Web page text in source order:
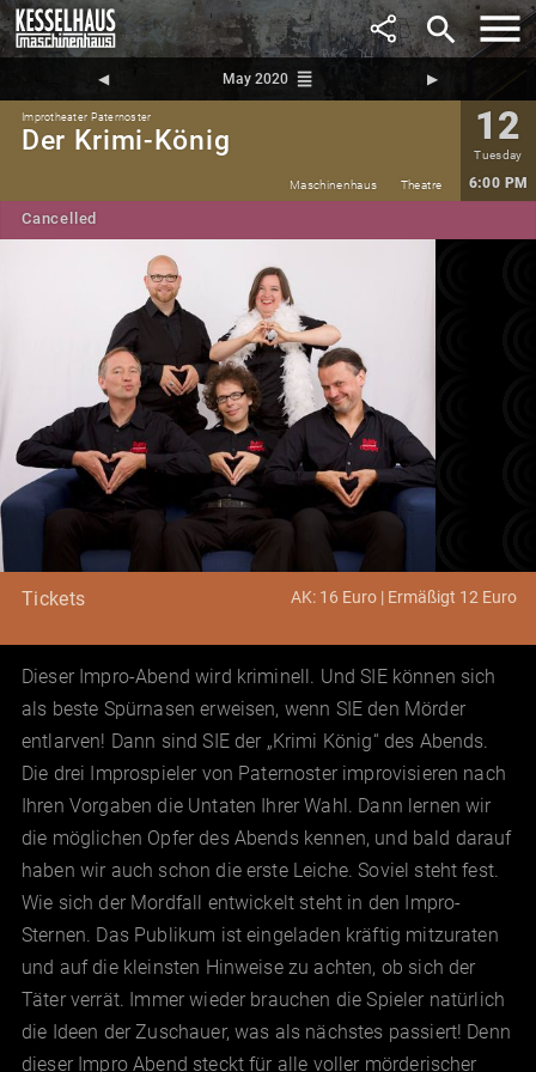
search
◀︎ May 2020 reorder ▶︎
Improtheater Paternoster
Der Krimi-König 12
Tuesday
6:00 PM
Maschinenhaus Theatre
Cancelled
Tickets AK: 16 Euro | Ermäßigt 12 Euro
Dieser Impro-Abend wird kriminell. Und SIE können sich
als beste Spürnasen erweisen, wenn SIE den Mörder
entlarven! Dann sind SIE der „Krimi König“ des Abends.
Die drei Improspieler von Paternoster improvisieren nach
Ihren Vorgaben die Untaten Ihrer Wahl. Dann lernen wir
die möglichen Opfer des Abends kennen, und bald darauf
haben wir auch schon die erste Leiche. Soviel steht fest.
Wie sich der Mordfall entwickelt steht in den Impro-
Sternen. Das Publikum ist eingeladen kräftig mitzuraten
und auf die kleinsten Hinweise zu achten, ob sich der
Täter verrät. Immer wieder brauchen die Spieler natürlich
die Ideen der Zuschauer, was als nächstes passiert! Denn
dieser Impro Abend steckt für alle voller mörderischer